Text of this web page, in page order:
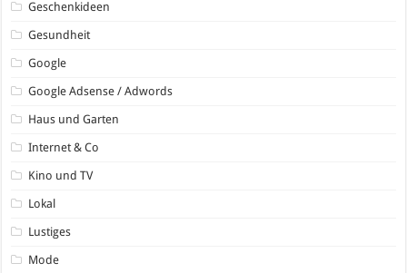
Geschenkideen
Gesundheit
Google
Google Adsense / Adwords
Haus und Garten
Internet & Co
Kino und TV
Lokal
Lustiges
Mode